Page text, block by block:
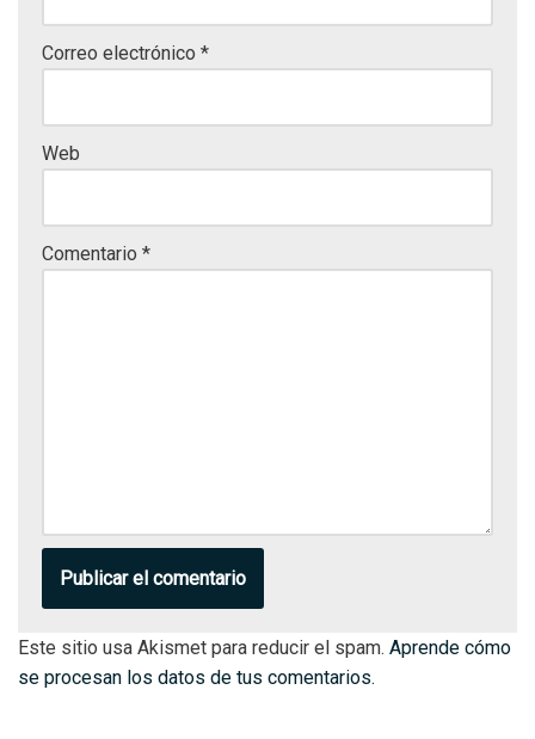
Correo electrónico *
Web
Comentario *
Este sitio usa Akismet para reducir el spam. Aprende cómo
se procesan los datos de tus comentarios.